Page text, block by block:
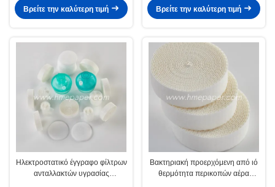
Βρείτε την καλύτερη τιμή
Βρείτε την καλύτερη τιμή
Ηλεκτροστατικό έγγραφο φίλτρων
ανταλλακτών υγρασίας
Βακτηριακή προερχόμενη από ιό
θερμότητα περικοπών αέρα